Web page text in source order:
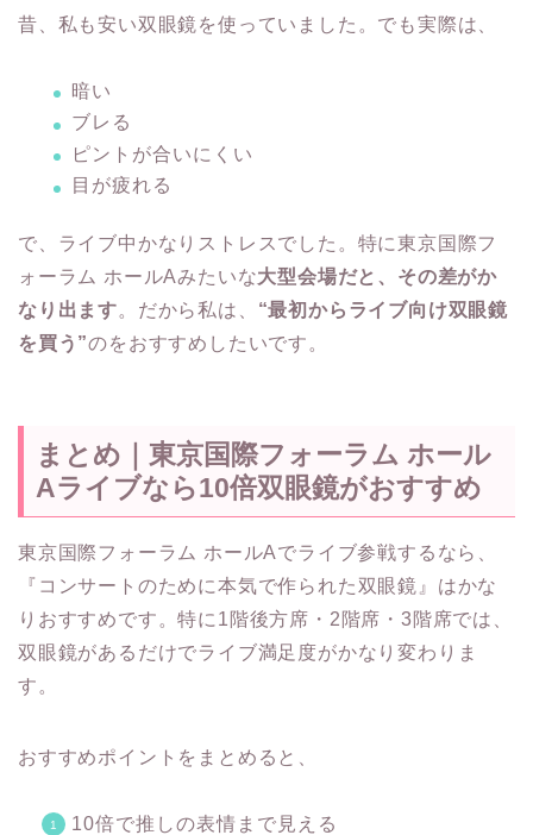
昔、私も安い双眼鏡を使っていました。でも実際は、
暗い
ブレる
ピントが合いにくい
目が疲れる
で、ライブ中かなりストレスでした。特に東京国際フ
ォーラム ホールAみたいな大型会場だと、その差がか
なり出ます。だから私は、 “最初からライブ向け双眼鏡
を買う”のをおすすめしたいです。
まとめ｜東京国際フォーラム ホール
Aライブなら10倍双眼鏡がおすすめ
東京国際フォーラム ホールAでライブ参戦するなら、
『コンサートのために本気で作られた双眼鏡』はかな
りおすすめです。特に1階後方席・2階席・3階席では、
双眼鏡があるだけでライブ満足度がかなり変わりま
す。
おすすめポイントをまとめると、
10倍で推しの表情まで見える